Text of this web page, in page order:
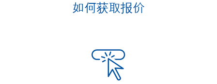
如何获取报价